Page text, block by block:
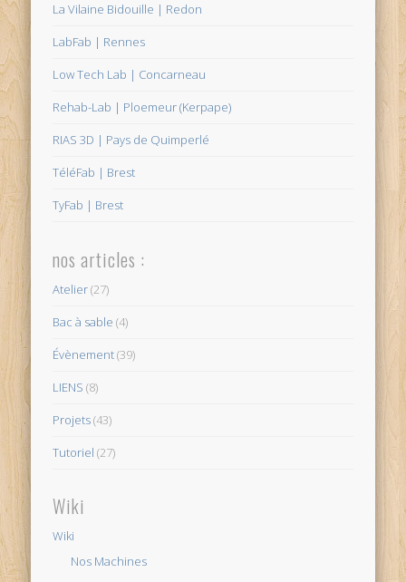
La Vilaine Bidouille | Redon
LabFab | Rennes
Low Tech Lab | Concarneau
Rehab-Lab | Ploemeur (Kerpape)
RIAS 3D | Pays de Quimperlé
TéléFab | Brest
TyFab | Brest
nos articles :
Atelier(27)
Bac à sable (4)
Évènement(39)
LIENS (8)
Projets(43)
Tutoriel (27)
Wiki
Wiki
Nos Machines